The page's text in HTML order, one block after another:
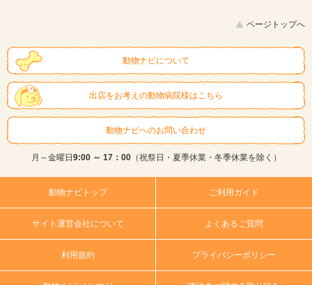
ページトップへ
動物ナビについて
出店をお考えの動物病院様はこちら
動物ナビへのお問い合わせ
月～金曜日9:00 ～ 17：00（祝祭日・夏季休業・冬季休業を除く）
動物ナビトップ ご利用ガイド
サイト運営会社について よくあるご質問
利用規約 プライバシーポリシー